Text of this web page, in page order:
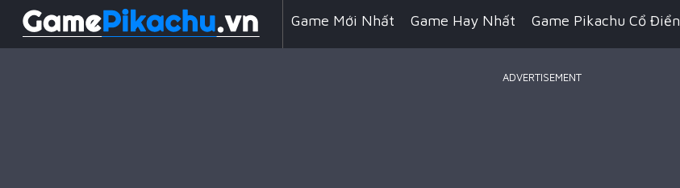
Game Mới Nhất Game Hay Nhất Game Pikachu Cổ Điển
ADVERTISEMENT